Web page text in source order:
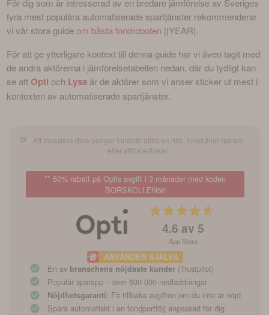
För dig som är intresserad av en bredare jämförelse av Sveriges
fyra mest populära automatiserade spartjänster rekommenderar
vi vår stora guide om bästa fondroboten ||YEAR|.
För att ge ytterligare kontext till denna guide har vi även tagit med
de andra aktörerna i jämförelsetabellen nedan, där du tydligt kan
se att Opti och Lysa är de aktörer som vi anser sticker ut mest i
kontexten av automatiserade spartjänster.
Att investera dina pengar innebär alltid en risk. Innehåller reklam
eller affiliatelänkar.
** 50% rabatt på Optis avgift i 3 månader med koden
BORSKOLLEN50
4.6 av 5
App Store
ANVÄNDER SJÄLVA
En av branschens nöjdaste kunder (Trustpilot)
Populär sparapp – över 600 000 nedladdningar
Nöjdhetsgaranti: Få tillbaka avgiften om du inte är nöjd
Spara automatiskt i en fondportfölj anpassad för dig